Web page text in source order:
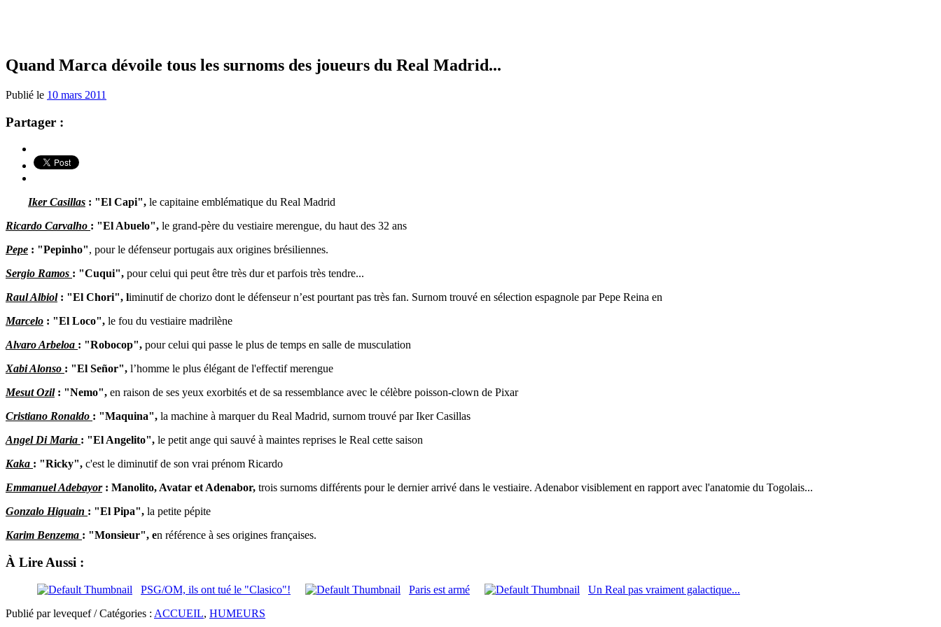
Quand Marca dévoile tous les surnoms des joueurs du Real Madrid...
Publié le 10 mars 2011
Partager :
Iker Casillas : "El Capi", le capitaine emblématique du Real Madrid
Ricardo Carvalho : "El Abuelo", le grand-père du vestiaire merengue, du haut des 32 ans
Pepe : "Pepinho", pour le défenseur portugais aux origines brésiliennes.
Sergio Ramos : "Cuqui", pour celui qui peut être très dur et parfois très tendre...
Raul Albiol: "El Chori", liminutif de chorizo dont le défenseur n’est pourtant pas très fan. Surnom trouvé en sélection espagnole par Pepe Reina en
Marcelo : "El Loco", le fou du vestiaire madrilène
Alvaro Arbeloa : "Robocop", pour celui qui passe le plus de temps en salle de musculation
Xabi Alonso : "El Señor", l’homme le plus élégant de l'effectif merengue
Mesut Ozil: "Nemo", en raison de ses yeux exorbités et de sa ressemblance avec le célèbre poisson-clown de Pixar
Cristiano Ronaldo : "Maquina", la machine à marquer du Real Madrid, surnom trouvé par Iker Casillas
Angel Di Maria : "El Angelito", le petit ange qui sauvé à maintes reprises le Real cette saison
Kaka : "Ricky", c'est le diminutif de son vrai prénom Ricardo
Emmanuel Adebayor: Manolito, Avatar et Adenabor, trois surnoms différents pour le dernier arrivé dans le vestiaire. Adenabor visiblement en rapport avec l'anatomie du Togolais...
Gonzalo Higuain : "El Pipa", la petite pépite
Karim Benzema : "Monsieur", en référence à ses origines françaises.
À Lire Aussi :
PSG/OM, ils ont tué le "Clasico"! Paris est armé
Un Real pas vraiment galactique...
Publié par levequef / Catégories : ACCUEIL, HUMEURS